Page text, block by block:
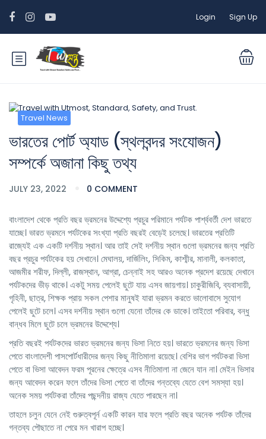
Login Sign Up
Travel News
ভারতের পোর্ট অ্যাড (স্থলবন্দর সংযোজন)
সম্পর্কে অজানা কিছু তথ্য
JULY 23, 2022 0 COMMENT
বাংলাদেশ থেকে প্রতি বছর ভ্রমনের উদ্দেশ্যে প্রচুর পরিমানে পর্যটক পার্শ্ববর্তী দেশ ভারতে
যাচ্ছে। ভারত ভ্রমনে পর্যটকের সংখ্যা প্রতি বছরই বেড়েই চলেছে। ভারতের প্রতিটি
রাজ্যেই এক একটি দর্শনীয় স্থান। আর তাই সেই দর্শনীয় স্থান গুলো ভ্রমনের জন্য প্রতি
বছর প্রচুর পর্যটকের হয় সেখানে। মেঘালয়, দার্জিলিং, সিকিম, কাশ্মীর, মানালী, কলকাতা,
আজমীর শরীফ, দিল্লী, রাজস্থান, আগ্রা, চেন্নাই সহ আরও অনেক প্রদেশ রয়েছে দেখানে
পর্যটকদের ভীড় থাকে। একটু সময় পেলেই ছুটে যায় এসব জায়গায়। চাকুরীজিবি, ব্যবাসায়ী,
গৃহিনী, ছাত্র, শিক্ষক প্রায় সকল পেশার মানুষই যারা ভ্রমন করতে ভালোবাসে সুযোগ
পেলেই ছুটে চলে। এসব দর্শনীয় স্থান গুলো যেনো তাঁদের কে ডাকে। তাইতো পরিবার, বন্ধু
বান্ধব মিলে ছুটে চলে ভ্রমনের উদ্দেশ্যে।
প্রতি বছরই পর্যটকদের ভারত ভ্রমনের জন্য ভিসা নিতে হয়। ভারতে ভ্রমনের জন্য ভিসা
পেতে বাংলাদেশী পাসপোর্টধারীদের জন্য কিছু নীতিমালা রয়েছে। বেশির ভাগ পর্যটকরা ভিসা
পেতে বা ভিসা আবেদন ফরম পূরনের ক্ষেত্রে এসব নীতিমালা না জেনে যান না। মেইন ভিসার
জন্য আবেদন করেন ফলে তাঁদের ভিসা পেতে বা তাঁদের গন্তব্যে যেতে বেশ সমস্যা হয়।
অনেক সময় পর্যটকরা তাঁদের পছন্দনীয় রাজ্য যেতে পারছেন না।
তাহলে চলুন যেনে নেই গুরুত্বপূর্ন একটি কারন যার ফলে প্রতি বছর অনেক পর্যটক তাঁদের
গন্তব্য পৌছাতে না পেরে মন খারাপ হচ্ছে।